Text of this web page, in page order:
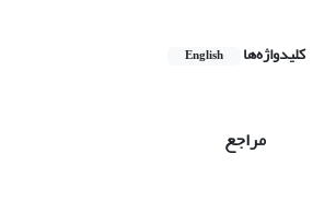
کلیدواژه‌ها English
مراجع